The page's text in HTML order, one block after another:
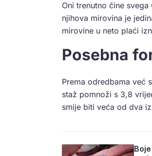
Oni trenutno čine
njihova mirovina je
mirovine u neto plaći
Posebna
Prema odredbama već
staž pomnoži s 3,8
smije biti veća od dva